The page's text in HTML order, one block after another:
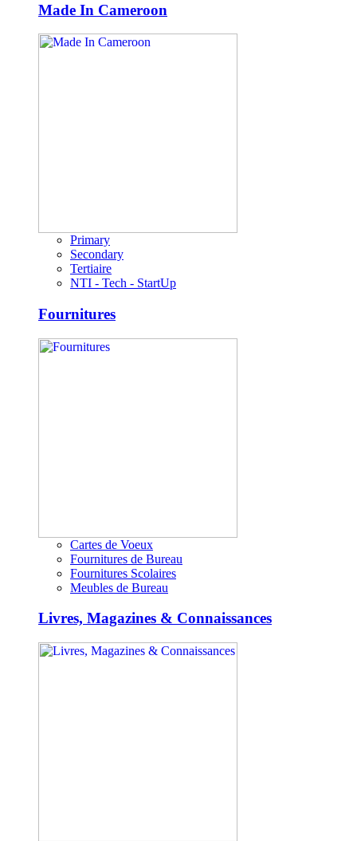
Made In Cameroon
Primary
Secondary
Tertiaire
NTI - Tech - StartUp
Fournitures
Cartes de Voeux
Fournitures de Bureau
Fournitures Scolaires
Meubles de Bureau
Livres, Magazines & Connaissances